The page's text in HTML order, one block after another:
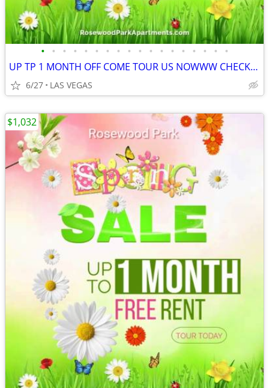
• • • • • • • • • • • • • • • • • •
UP TP 1 MONTH OFF COME TOUR US NOWWW CHECK OUR STUDIOS OUT
6/27 LAS VEGAS
$1,032